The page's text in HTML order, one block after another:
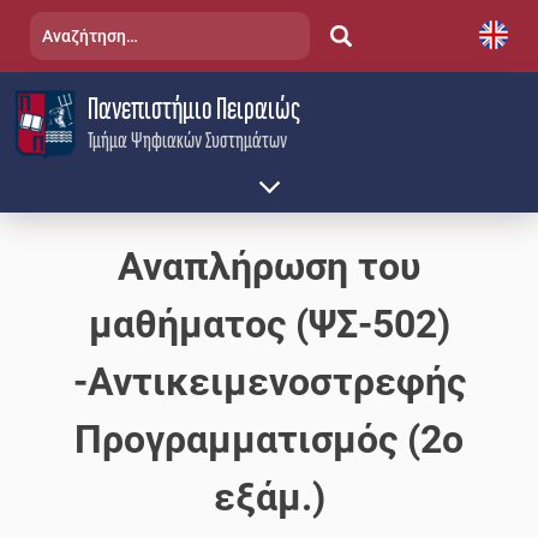
content
Τμήμα Ψηφιακών Συστημάτων
Πανεπιστήμιο Πειραιώς
Αναζήτηση
Αναπλήρωση του
μαθήματος (ΨΣ-502)
-Αντικειμενοστρεφής
Προγραμματισμός (2ο
εξάμ.)